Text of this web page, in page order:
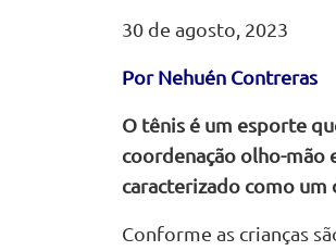
30 de agosto, 2023
Por Nehuén Contreras
O tênis é um esporte
coordenação olho-mão
caracterizado como
Conforme as crianças